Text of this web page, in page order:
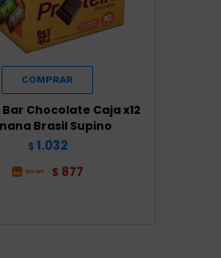
Chocolate Caja x12
Brasil Supino
$ 1.032
$ 877